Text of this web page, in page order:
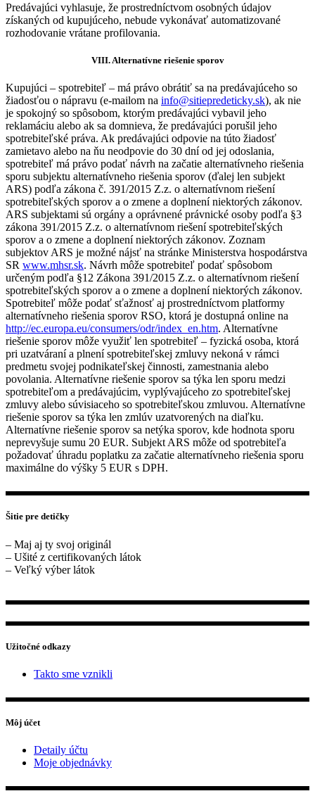
Predávajúci vyhlasuje, že prostredníctvom osobných údajov
získaných od kupujúceho, nebude vykonávať automatizované
rozhodovanie vrátane profilovania.
VIII.Alternatívne riešenie sporov
Kupujúci – spotrebiteľ – má právo obrátiť sa na predávajúceho so
žiadosťou o nápravu (e-mailom na info@sitiepredeticky.sk), ak nie
je spokojný so spôsobom, ktorým predávajúci vybavil jeho
reklamáciu alebo ak sa domnieva, že predávajúci porušil jeho
spotrebiteľské práva. Ak predávajúci odpovie na túto žiadosť
zamietavo alebo na ňu neodpovie do 30 dní od jej odoslania,
spotrebiteľ má právo podať návrh na začatie alternatívneho riešenia
sporu subjektu alternatívneho riešenia sporov (ďalej len subjekt
ARS) podľa zákona č. 391/2015 Z.z. o alternatívnom riešení
spotrebiteľských sporov a o zmene a doplnení niektorých zákonov.
ARS subjektami sú orgány a oprávnené právnické osoby podľa §3
zákona 391/2015 Z.z. o alternatívnom riešení spotrebiteľských
sporov a o zmene a doplnení niektorých zákonov. Zoznam
subjektov ARS je možné nájsť na stránke Ministerstva hospodárstva
SR www.mhsr.sk. Návrh môže spotrebiteľ podať spôsobom
určeným podľa §12 Zákona 391/2015 Z.z. o alternatívnom riešení
spotrebiteľských sporov a o zmene a doplnení niektorých zákonov.
Spotrebiteľ môže podať sťažnosť aj prostredníctvom platformy
alternatívneho riešenia sporov RSO, ktorá je dostupná online na
http://ec.europa.eu/consumers/odr/index_en.htm. Alternatívne
riešenie sporov môže využiť len spotrebiteľ – fyzická osoba, ktorá
pri uzatváraní a plnení spotrebiteľskej zmluvy nekoná v rámci
predmetu svojej podnikateľskej činnosti, zamestnania alebo
povolania. Alternatívne riešenie sporov sa týka len sporu medzi
spotrebiteľom a predávajúcim, vyplývajúceho zo spotrebiteľskej
zmluvy alebo súvisiaceho so spotrebiteľskou zmluvou. Alternatívne
riešenie sporov sa týka len zmlúv uzatvorených na diaľku.
Alternatívne riešenie sporov sa netýka sporov, kde hodnota sporu
neprevyšuje sumu 20 EUR. Subjekt ARS môže od spotrebiteľa
požadovať úhradu poplatku za začatie alternatívneho riešenia sporu
maximálne do výšky 5 EUR s DPH.
Šitie pre detičky
– Maj aj ty svoj originál
– Ušité z certifikovaných látok
– Veľký výber látok
Užitočné odkazy
Takto sme vznikli
Môj účet
Detaily účtu
Moje objednávky